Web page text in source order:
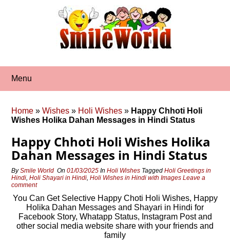
Menu
Home »Wishes » Holi Wishes » Happy Chhoti Holi
Wishes Holika Dahan Messages in Hindi Status
Happy Chhoti Holi Wishes Holika
Dahan Messages in Hindi Status
BySmile World On01/03/2025 InHoli Wishes TaggedHoli Greetings in
Hindi,Holi Shayari in Hindi,Holi Wishes in Hindi with Images Leave a
comment
You Can Get Selective Happy Choti Holi Wishes, Happy
Holika Dahan Messages and Shayari in Hindi for
Facebook Story, Whatapp Status, Instagram Post and
other social media website share with your friends and
family